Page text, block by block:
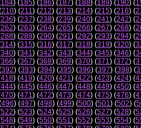
184) (185) (186) (187) (188) (189) (190) (
210) (211) (212) (213) (214) (215) (216) (
236) (237) (238) (239) (240) (241) (242) (
262) (263) (264) (265) (266) (267) (268) (
288) (289) (290) (291) (292) (293) (294) (
314) (315) (316) (317) (318) (319) (320) (
340) (341) (342) (343) (344) (345) (346) (
366) (367) (368) (369) (370) (371) (372) (
392) (393) (394) (395) (396) (397) (398) (
418) (419) (420) (421) (422) (423) (424) (
444) (445) (446) (447) (448) (449) (450) (
470) (471) (472) (473) (474) (475) (476) (
496) (497) (498) (499) (500) (501) (502) (
522) (523) (524) (525) (526) (527) (528) (
548) (549) (550) (551) (552) (553) (554) (